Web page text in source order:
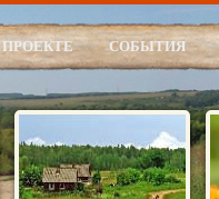
ПРОЕКТЕ СОБЫТИЯ